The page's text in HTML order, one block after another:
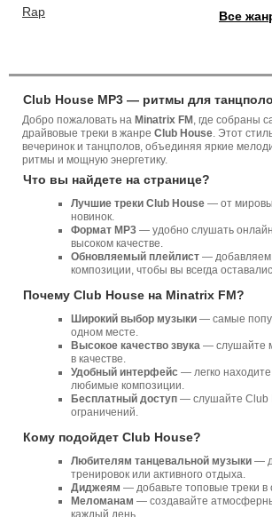
Rap Все
Club House MP3 — ритмы для
Добро пожаловать на Minatrix FM , где собраны
драйвовые треки в жанре Club House. Этот
вечеринок и танцполов, объединяя яркие
ритмы и мощную энергетику.
Что вы найдете на странице?
Лучшие треки Club House — от
новинок.
Формат MP3 — удобно слушать онлайн
высоком качестве.
Обновляемый плейлист — добавляем
композиции, чтобы вы всегда
Почему Club House на Minatrix FM?
Широкий выбор музыки — самые
одном месте.
Высокое качество звука — слушайте
в качестве.
Удобный интерфейс — легко находите
любимые композиции.
Бесплатный доступ — слушайте Club
ограничений.
Кому подойдет Club House?
Любителям танцевальной музыки —
тренировок или активного отдыха.
Диджеям — добавьте топовые треки в
Меломанам — создавайте
каждый день.